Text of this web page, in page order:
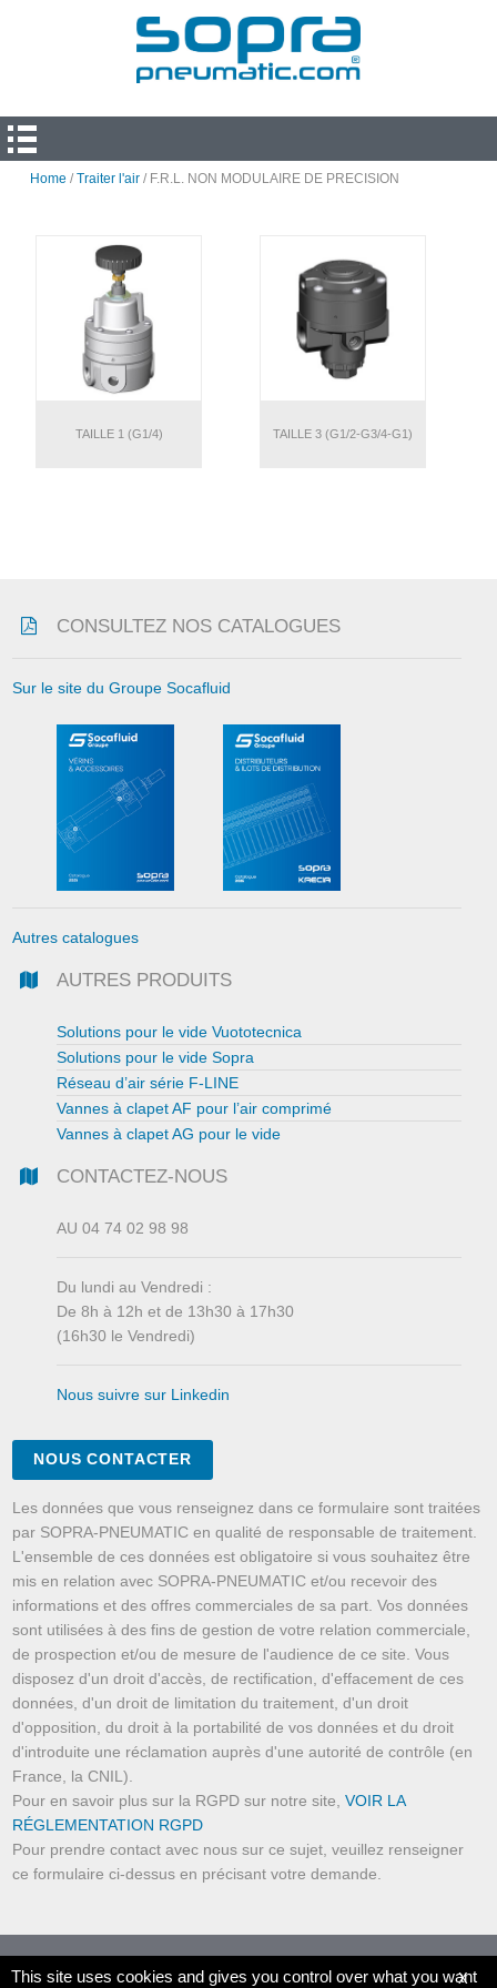
Home /Traiter l'air / F.R.L. NON MODULAIRE DE PRECISION
TAILLE 1 (G1/4) TAILLE 3 (G1/2-G3/4-G1)
CONSULTEZ NOS CATALOGUES
Sur le site du Groupe Socafluid
Autres catalogues
AUTRES PRODUITS
Solutions pour le vide Vuototecnica
Solutions pour le vide Sopra
Réseau d’air série F-LINE
Vannes à clapet AF pour l’air comprimé
Vannes à clapet AG pour le vide
CONTACTEZ-NOUS
AU 04 74 02 98 98
Du lundi au Vendredi :
De 8h à 12h et de 13h30 à 17h30
(16h30 le Vendredi)
Nous suivre sur Linkedin
NOUS CONTACTER
Les données que vous renseignez dans ce formulaire sont traitées
par SOPRA-PNEUMATIC en qualité de responsable de traitement.
L'ensemble de ces données est obligatoire si vous souhaitez être
mis en relation avec SOPRA-PNEUMATIC et/ou recevoir des
informations et des offres commerciales de sa part. Vos données
sont utilisées à des fins de gestion de votre relation commerciale,
de prospection et/ou de mesure de l'audience de ce site. Vous
disposez d'un droit d'accès, de rectification, d'effacement de ces
données, d'un droit de limitation du traitement, d'un droit
d'opposition, du droit à la portabilité de vos données et du droit
d'introduite une réclamation auprès d'une autorité de contrôle (en
France, la CNIL).
Pour en savoir plus sur la RGPD sur notre site,VOIR LA
RÉGLEMENTATION RGPD
Pour prendre contact avec nous sur ce sujet, veuillez renseigner
ce formulaire ci-dessus en précisant votre demande.
© SOPRA-PNEUMATIC.COM 2019 - 2026 X
This site uses cookies and gives you control over what you want